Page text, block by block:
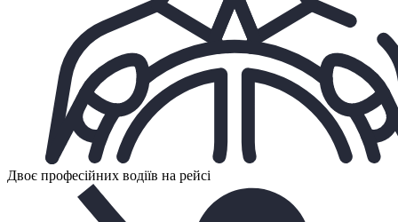
Двоє професійних водіїв на рейсі